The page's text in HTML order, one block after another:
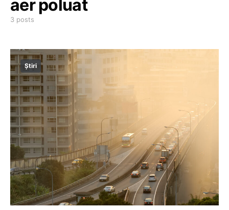
aer poluat
3 posts
Știri